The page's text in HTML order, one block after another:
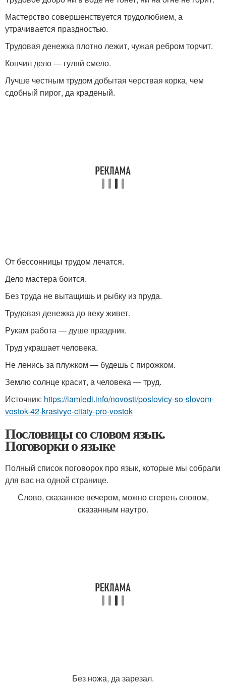
Мастерство совершенствуется трудолюбием, а
утрачивается праздностью.
Трудовая денежка плотно лежит, чужая ребром торчит.
Кончил дело — гуляй смело.
Лучше честным трудом добытая черствая корка, чем
сдобный пирог, да краденый.
От бессонницы трудом лечатся.
Дело мастера боится.
Без труда не вытащишь и рыбку из пруда.
Трудовая денежка до веку живет.
Рукам работа — душе праздник.
Труд украшает человека.
Не ленись за плужком — будешь с пирожком.
Землю солнце красит, а человека — труд.
Источник: https://iamledi.info/novosti/poslovicy-so-slovom-
vostok-42-krasivye-citaty-pro-vostok
Пословицы со словом язык.
Поговорки о языке
Полный список поговорок про язык, которые мы собрали
для вас на одной странице.
Слово, сказанное вечером, можно стереть словом,
сказанным наутро.
Без ножа, да зарезал.